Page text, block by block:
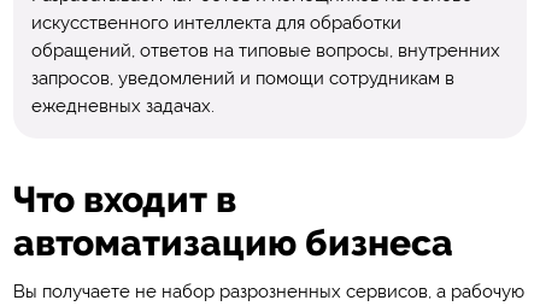
искусственного интеллекта для обработки
обращений, ответов на типовые вопросы, внутренних
запросов, уведомлений и помощи сотрудникам в
ежедневных задачах.
Что входит в
автоматизацию бизнеса
Вы получаете не набор разрозненных сервисов, а рабочую